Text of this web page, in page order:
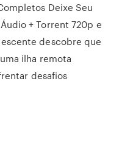
Deixe Seu
+ Torrent 720p e
descobre que
ilha remota
desafios